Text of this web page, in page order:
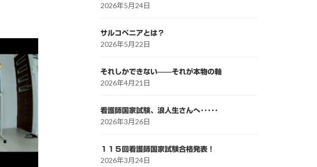
2026年5月24日
サルコペニアとは？
2026年5月22日
それしかできない——それが本物の軸
2026年4月21日
看護師国家試験、浪人生さんへ･････
2026年3月26日
１１５回看護師国家試験合格発表！
2026年3月24日